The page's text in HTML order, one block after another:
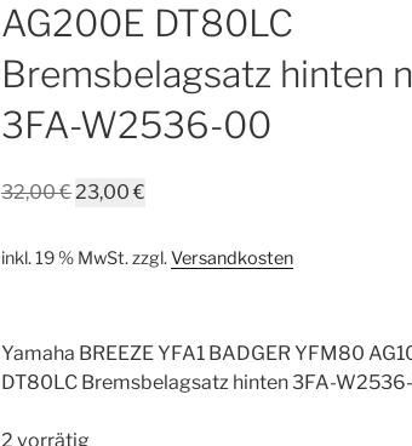
AG200E DT80LC
Bremsbelagsatz hinten
3FA-W2536-00
32,00€ Ursprünglicher
war:
23,00€
ist:
inkl. 19 % MwSt.zzgl.Versandkosten
Yamaha BREEZE YFA1 BADGER YFM80
DT80LC Bremsbelagsatz hinten 3FA-
2 vorrätig